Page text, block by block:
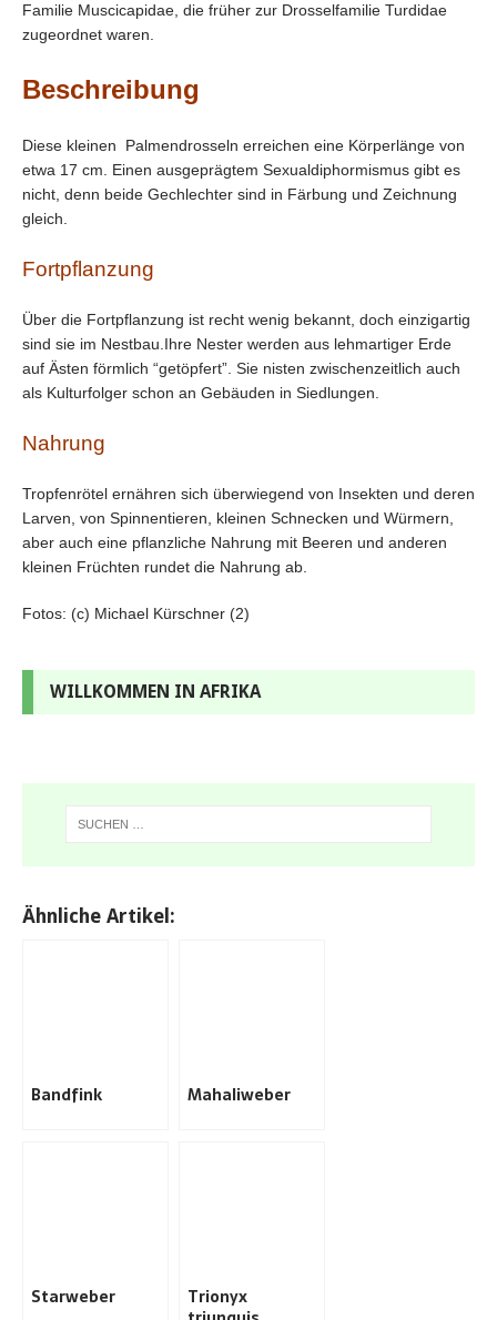
Familie Muscicapidae, die früher zur Drosselfamilie Turdidae
zugeordnet waren.
Beschreibung
Diese kleinen Palmendrosseln erreichen eine Körperlänge von
etwa 17 cm. Einen ausgeprägtem Sexualdiphormismus gibt es
nicht, denn beide Gechlechter sind in Färbung und Zeichnung
gleich.
Fortpflanzung
Über die Fortpflanzung ist recht wenig bekannt, doch einzigartig
sind sie im Nestbau.Ihre Nester werden aus lehmartiger Erde
auf Ästen förmlich “getöpfert”. Sie nisten zwischenzeitlich auch
als Kulturfolger schon an Gebäuden in Siedlungen.
Nahrung
Tropfenrötel ernähren sich überwiegend von Insekten und deren
Larven, von Spinnentieren, kleinen Schnecken und Würmern,
aber auch eine pflanzliche Nahrung mit Beeren und anderen
kleinen Früchten rundet die Nahrung ab.
Fotos: (c) Michael Kürschner (2)
WILLKOMMEN IN AFRIKA
Ähnliche Artikel:
Bandfink Mahaliweber
Starweber
Trionyx